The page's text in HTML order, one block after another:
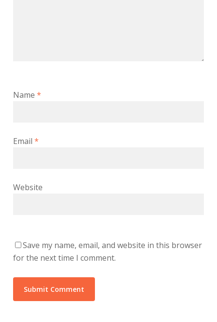
Name *
Email *
Website
Save my name, email, and website in this browser
for the next time I comment.